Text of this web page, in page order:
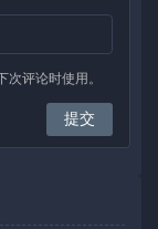
次评论时使用。